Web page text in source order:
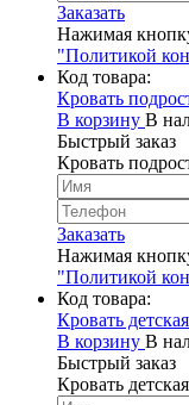
Заказать
Нажимая
"Политикой
Код товара:
Кровать
В корзину В
Быстрый заказ
Кровать
Заказать
Нажимая
"Политикой
Код товара:
Кровать
В корзину В
Быстрый заказ
Кровать